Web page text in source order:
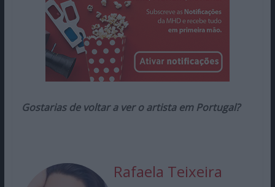
Gostarias de voltar a ver o artista em Portugal?
Rafaela Teixeira